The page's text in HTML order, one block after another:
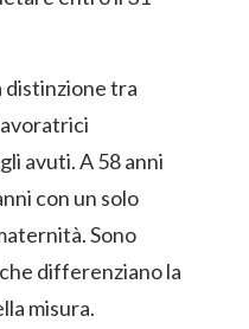
distinzione tra
avuti. A 58 anni
con un solo
Sono
differenziano la
misura.